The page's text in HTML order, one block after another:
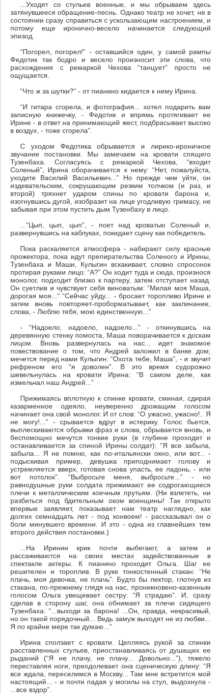
...Уходят со стульев военные, и мы обрываем здесь
затянувшееся обращение-песнь. Однако театр не хочет, не в
состоянии сразу справиться с ускользающим настроением, и
потому еще иронично-весело начинается следующий
эпизод.
“Погорел, погорел!” - оставшийся один, у самой рампы
Федотик так бодро и весело произносит эти слова, что
расхождения с ремаркой Чехова “танцует” просто не
ощущается.
“Что ж за шутки?” - от пианино кидается к нему Ирина.
“И гитара сгорела, и фотография... хотел подарить вам
записную книжечку, - Федотик и впрямь протягивает ее
Ирине - в ответ на принимающий жест, подбрасывает высоко
в воздух, - тоже сгорела”.
С уходом Федотика обрывается и лирико-ироничное
звучание постановки. Мы замечаем на кровати спящего
Тузенбаха. Согласуясь с ремаркой Чехова, “входит
Соленый”, Ирина оборачивается к нему: “Нет, пожалуйста,
уходите Василий Васильевич...” Но прежде чем уйти, он
издевательским, сокрушающим резким толчком (и раз, и
второй) тряхнет ударом спины по кровати барона и,
изогнувшись дугой, изобразит на лице угодливую гримасу, не
забывая при этом пустить дым Тузенбаху в лицо.
...”Цып, цып, цып”, - поет над кроватью Соленый и,
развернувшись на каблуках, покидает сцену как победитель.
Пока раскаляется атмосфера - набирают силу красные
прожектора, пока идут препирательства Соленого и Ирины,
Тузенбаха и Маши, Кулыгин вскакивает, словно спросонок
протирая руками лицо: “А?” Он ходит туда и сюда, произнося
монолог, подходит близко к партеру, затем отступает назад.
Он суетлив и чувствует себя виноватым: “Милая моя Маша,
дорогая моя...“ “Сейчас уйду... - бросает торопливо Ирине и
затем вновь повторяет-проборматывает, как заклинание,
слова, - Люблю тебя, мою единственную...”
- “Надоело, надоело, надоело...” - откинувшись на
деревянную стенку помоста, Маша поворачивается к доскам
лицом. Вновь развернулась на нас... идет знакомое
повествование о том, что Андрей заложил в банке дом;
мечется перед нами Кулыгин: “Охота тебе, Маша”, - и звучит
рефреном его “я доволен”. В это время судорожно
шевельнулась на кровати Ирина: “В самом деле, как
измельчал наш Андрей...”
Прижимаясь вплотную к спинке кровати, сминая, сдирая
казарменное одеяло, неуверенно дрожащим голосом
начинает она свой монолог. И от слов: “О ужасно, ужасно!.. Я
не могу!...” - срывается вдруг в истерику. Голос бьется,
выплескиваются обрывки фраз и слова, обрывается вновь, и
беспомощно мечутся тонкие руки (в глубине проходит и
останавливается за спиной Ирины солдат): “Я все забыла,
забыла... Я не помню, как по-итальянски окно, или вот... -
подыскивая пример, девушка приподнимает голову и
устремляется вверх, готовая снова упасть, ее ладонь, - или
вот потолок”. “Выбросьте меня, выбросьте...” - но
равнодушные руки солдата прижимают ее содрогающиеся
плечи к металлическим коечным прутьям. (Ни взлететь, ни
разбиться под бдительным оком военщины! Так открыто
впервые заявляет, показывает нам театр наглядно, как
долгих семнадцать лет - под конвоем! - рассказывал он о
боли минувшего времени. И это - одна из главнейших тем
второго действия постановки.)
...На Иринин крик почти выбегают, а затем и
рассаживаются на своих местах задействованные в
спектакле актеры. К пианино проходит Ольга. Шаг ее
решителен и тороплив. В руке тонкостенный стакан: “Не
плачь, моя девочка, не плачь”. Будто бы лектор, глотнув из
стакана, по-прежнему глядя на нас, проникновено-казенным
голосом Ольга увещевает сестру: “Я страдаю”. И, сразу
сделав в сторону шаг, она обнимает за плечи сидящего
Тузенбаха: “...выходи за барона! ...Он, правда, некрасивый,
но он такой порядочный... Ведь замуж выходят не из любви...
Я по крайне мере так думаю...”
Ирина сползает с кровати. Цепляясь рукой за спинки
расставленных стульев, приостанавливаясь от душащих ее
рыданий (“Я не плачу, не плачу... Довольно...”), тяжело
переставляя ноги, преодолевает она сценическую длину: “Я
все ждала, переселимся в Москву... Там мне встретится мой
настоящий... - и почти падая у могилы на стул, выдохнула -
...все вздор”.